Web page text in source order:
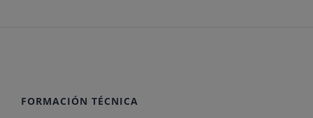
FORMACIÓN TÉCNICA